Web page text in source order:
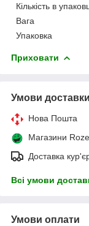
Кількість в
Вага
Упаковка
Приховати
Умови доставки
Нова Пошта
Магазини
Доставка
Всі умови
Умови оплати